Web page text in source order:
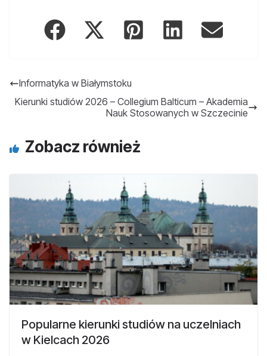
Informatyka w Białymstoku
Kierunki studiów 2026 – Collegium Balticum – Akademia
Nauk Stosowanych w Szczecinie
Zobacz również
Popularne kierunki studiów na uczelniach
w Kielcach 2026